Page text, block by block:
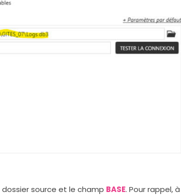
source et le champ BASE. Pour rappel, à